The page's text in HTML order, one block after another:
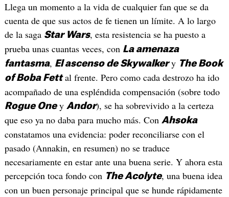
Llega un momento a la vida de cualquier fan que se da
cuenta de que sus actos de fe tienen un límite. A lo largo
de la saga Star Wars, esta resistencia se ha puesto a
prueba unas cuantas veces, con La amenaza
fantasma, El ascenso de Skywalkery The Book
of Boba Fettal frente. Pero como cada destrozo ha ido
acompañado de una espléndida compensación (sobre todo
Rogue Oney Andor), se ha sobrevivido a la certeza
que eso ya no daba para mucho más. Con Ahsoka
constatamos una evidencia: poder reconciliarse con el
pasado (Annakin, en resumen) no se traduce
necesariamente en estar ante una buena serie. Y ahora esta
percepción toca fondo con The Acolyte, una buena idea
con un buen personaje principal que se hunde rápidamente